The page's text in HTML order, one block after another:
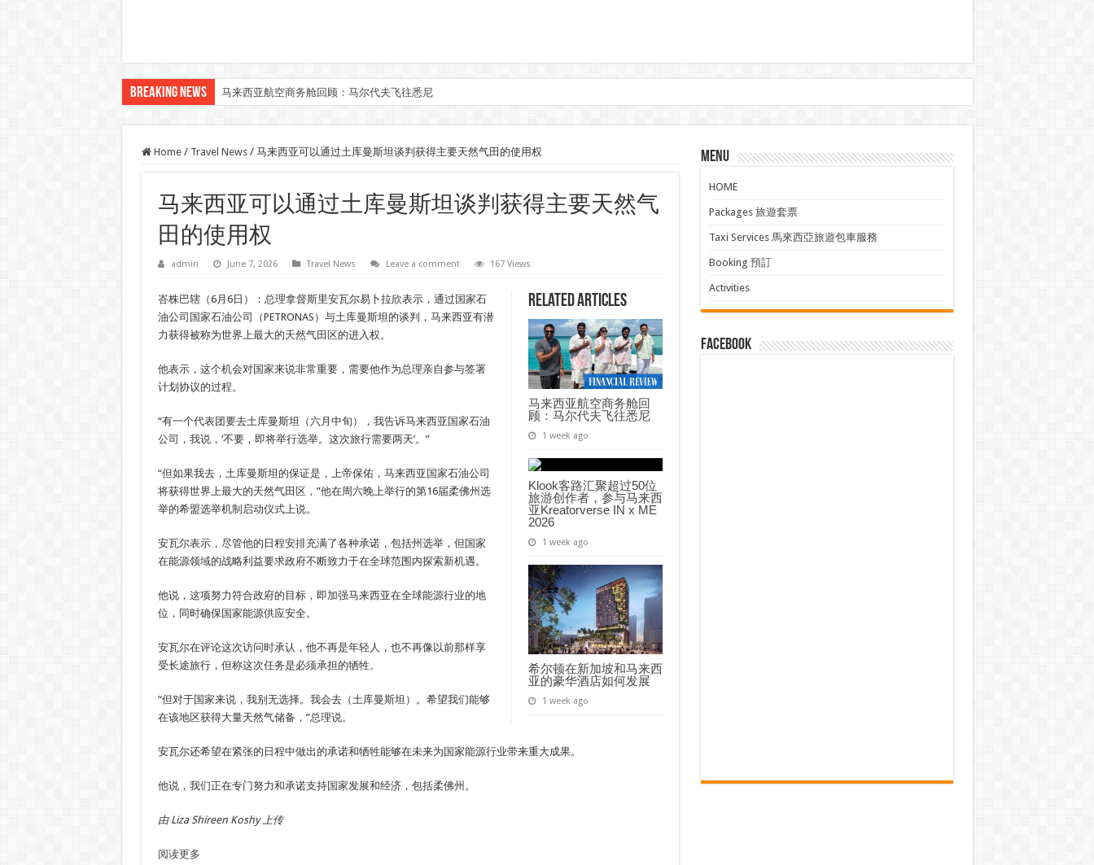
Breaking News 马来西亚航空商务舱回顾：马尔代夫飞往悉尼
Home / Travel News / 马来西亚可以通过土库曼斯坦谈判获得主要天然气田的使用权
马来西亚可以通过土库曼斯坦谈判获得主要天然气
田的使用权
admin June 7, 2026 Travel News Leave a comment 167 Views
Related Articles
马来西亚航空商务舱回
顾：马尔代夫飞往悉尼
1 week ago
Klook客路汇聚超过50位
旅游创作者，参与马来西
亚Kreatorverse IN x ME
2026
1 week ago
希尔顿在新加坡和马来西
亚的豪华酒店如何发展
1 week ago
峇株巴辖（6月6日）：总理拿督斯里安瓦尔易卜拉欣表示，通过国家石
油公司国家石油公司（PETRONAS）与土库曼斯坦的谈判，马来西亚有潜
力获得被称为世界上最大的天然气田区的进入权。
他表示，这个机会对国家来说非常重要，需要他作为总理亲自参与签署
计划协议的过程。
“有一个代表团要去土库曼斯坦（六月中旬），我告诉马来西亚国家石油
公司，我说，‘不要，即将举行选举。这次旅行需要两天’。”
“但如果我去，土库曼斯坦的保证是，上帝保佑，马来西亚国家石油公司
将获得世界上最大的天然气田区，”他在周六晚上举行的第16届柔佛州选
举的希盟选举机制启动仪式上说。
安瓦尔表示，尽管他的日程安排充满了各种承诺，包括州选举，但国家
在能源领域的战略利益要求政府不断致力于在全球范围内探索新机遇。
他说，这项努力符合政府的目标，即加强马来西亚在全球能源行业的地
位，同时确保国家能源供应安全。
安瓦尔在评论这次访问时承认，他不再是年轻人，也不再像以前那样享
受长途旅行，但称这次任务是必须承担的牺牲。
“但对于国家来说，我别无选择。我会去（土库曼斯坦）。希望我们能够
在该地区获得大量天然气储备，”总理说。
安瓦尔还希望在紧张的日程中做出的承诺和牺牲能够在未来为国家能源行业带来重大成果。
他说，我们正在专门努力和承诺支持国家发展和经济，包括柔佛州。
由 Liza Shireen Koshy 上传
阅读更多
Menu
HOME
Packages 旅遊套票
Taxi Services 馬來西亞旅遊包車服務
Booking 預訂
Activities
facebook